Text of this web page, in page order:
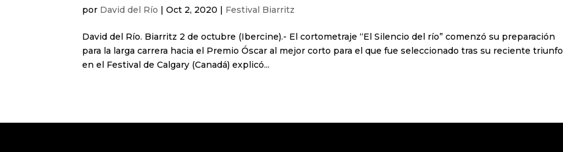
por David del Río |Oct 2, 2020 | Festival Biarritz
David del Río. Biarritz 2 de octubre (Ibercine).- El cortometraje “El Silencio del río” comenzó su preparación
para la larga carrera hacia el Premio Óscar al mejor corto para el que fue seleccionado tras su reciente triunfo
en el Festival de Calgary (Canadá) explicó...